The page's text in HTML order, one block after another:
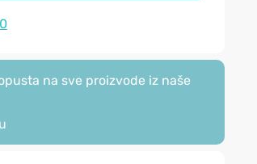
na sve proizvode iz naše